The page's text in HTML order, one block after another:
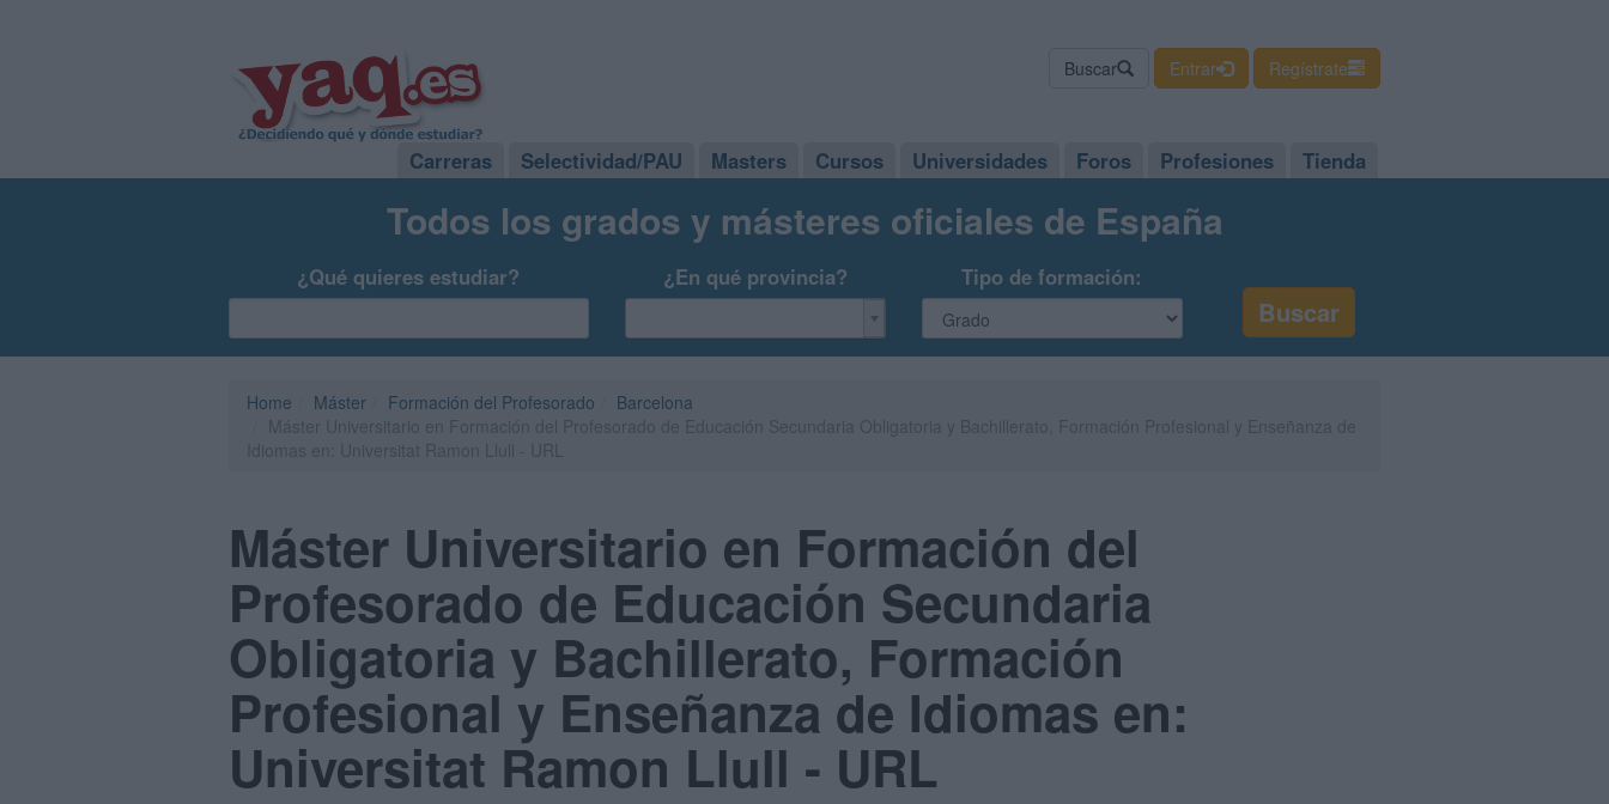
Buscar Entrar Regístrate
Carreras Selectividad/PAU Masters Cursos Universidades Foros Profesiones Tienda
Todos los grados y másteres oficiales de España
¿Qué quieres estudiar? ¿En qué provincia? Tipo de formación:
Home Máster Formación del Profesorado
Barcelona
Máster Universitario en Formación del
Profesorado de Educación Secundaria
Obligatoria y Bachillerato, Formación
Profesional y Enseñanza de Idiomas en:
Universitat Ramon Llull - URL